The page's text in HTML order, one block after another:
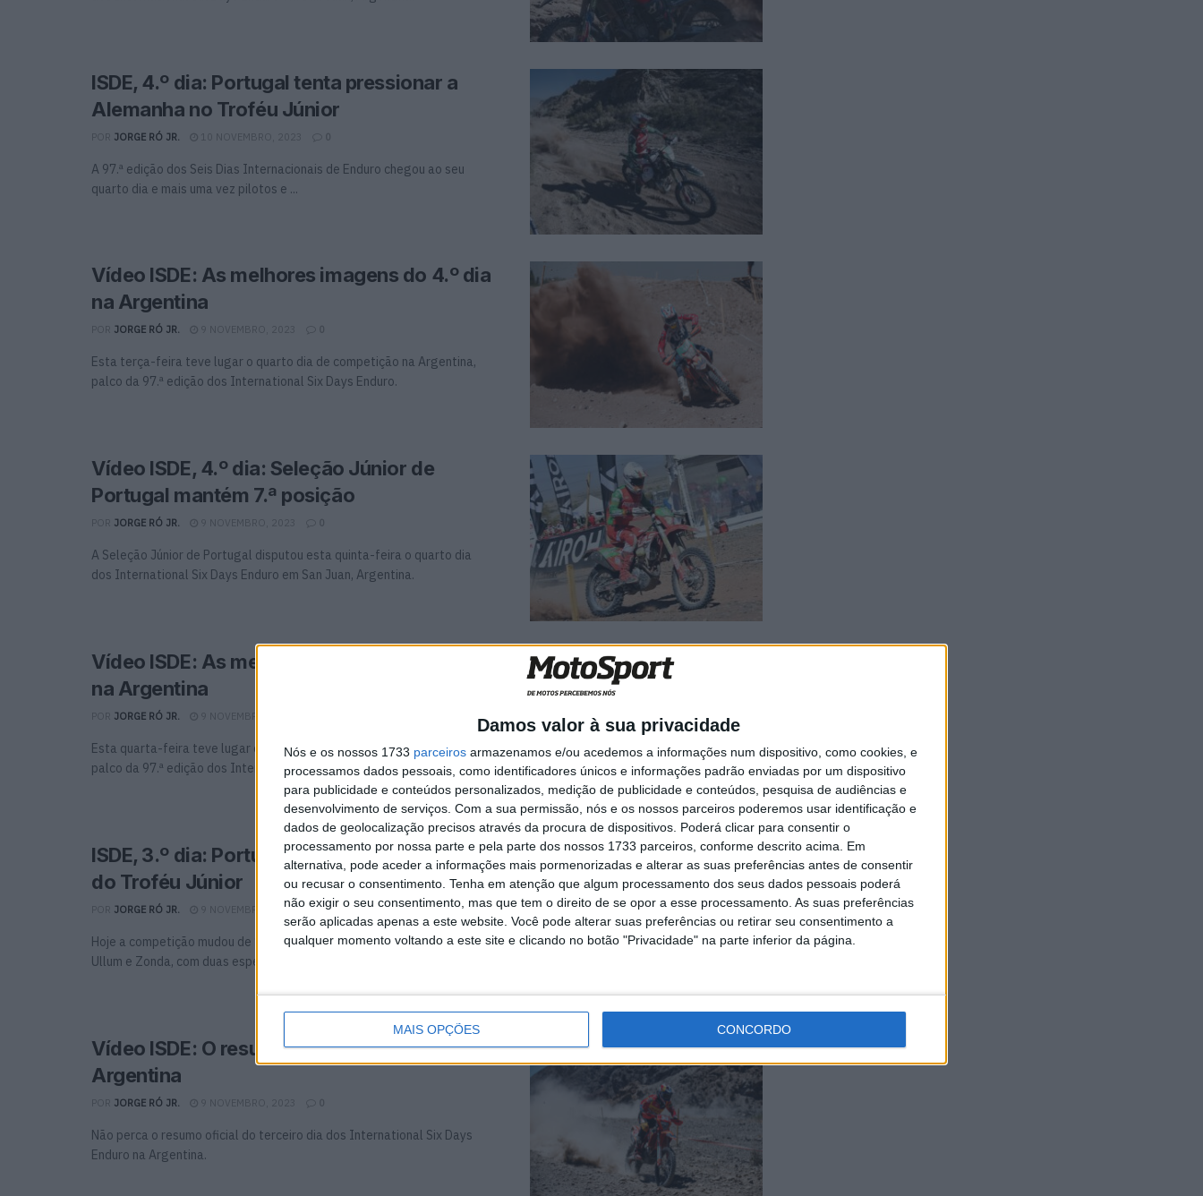
Damos valor à sua privacidade
Nós e os nossos 1733 parceiros armazenamos e/ou acedemos a informações num dispositivo, como cookies, e
processamos dados pessoais, como identificadores únicos e informações padrão enviadas por um dispositivo
para publicidade e conteúdos personalizados, medição de publicidade e conteúdos, pesquisa de audiências e
desenvolvimento de serviços. Com a sua permissão, nós e os nossos parceiros poderemos usar identificação e
dados de geolocalização precisos através da procura de dispositivos. Poderá clicar para consentir o
processamento por nossa parte e pela parte dos nossos 1733 parceiros, conforme descrito acima. Em
alternativa, pode aceder a informações mais pormenorizadas e alterar as suas preferências antes de consentir
ou recusar o consentimento. Tenha em atenção que algum processamento dos seus dados pessoais poderá
não exigir o seu consentimento, mas que tem o direito de se opor a esse processamento. As suas preferências
serão aplicadas apenas a este website. Você pode alterar suas preferências ou retirar seu consentimento a
qualquer momento voltando a este site e clicando no botão "Privacidade" na parte inferior da página.
MAIS OPÇÕES CONCORDO
ISDE, 4.º dia: Portugal tenta pressionar a
Alemanha no Troféu Júnior
JORGE RÓ JR. 0
A 97.ª edição dos Seis Dias Internacionais de Enduro chegou ao seu
quarto dia e mais uma vez pilotos e ...
Vídeo ISDE: As melhores imagens do 4.º dia
na Argentina
JORGE RÓ JR. 9 NOVEMBRO, 2023 0
Esta terça-feira teve lugar o quarto dia de competição na Argentina,
palco da 97.ª edição dos International Six Days Enduro.
Vídeo ISDE, 4.º dia: Seleção Júnior de
Portugal mantém 7.ª posição
JORGE RÓ JR. 9 NOVEMBRO, 2023 0
A Seleção Júnior de Portugal disputou esta quinta-feira o quarto dia
dos International Six Days Enduro em San Juan, Argentina.
Vídeo ISDE: As melhores imagens do 3.º dia
na Argentina
JORGE RÓ JR. 9 NOVEMBRO, 2023
Esta quarta-feira teve lugar o terceiro dia de competição na Argentina,
palco da 97.ª edição dos International Six Days Enduro.
ISDE, 3.º dia: Portugal sobe na classificação
do Troféu Júnior
JORGE RÓ JR. 9 NOVEMBRO, 2023 0
Hoje a competição mudou de “cenário” levando os pilotos para região de
Ullum e Zonda, com duas especiais nas imediações ...
Vídeo ISDE: O resumo oficial do 3.º dia na
Argentina
JORGE RÓ JR. 9 NOVEMBRO, 2023 0
Não perca o resumo oficial do terceiro dia dos International Six Days
Enduro na Argentina.